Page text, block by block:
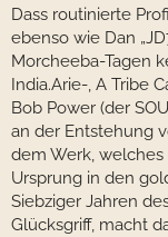
Dass routinierte
ebenso wie Dan
Morcheeba-Tagen
India.Arie-, A Tribe
Bob Power (der
an der Entstehung
dem Werk,
Ursprung in den
Siebziger Jahren
Glücksgriff, macht